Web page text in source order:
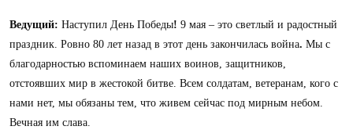
Ведущий: Наступил День Победы! 9 мая – это светлый и радостный
праздник. Ровно 80 лет назад в этот день закончилась война. Мы с
благодарностью вспоминаем наших воинов, защитников,
отстоявших мир в жестокой битве. Всем солдатам, ветеранам, кого с
нами нет, мы обязаны тем, что живем сейчас под мирным небом.
Вечная им слава.